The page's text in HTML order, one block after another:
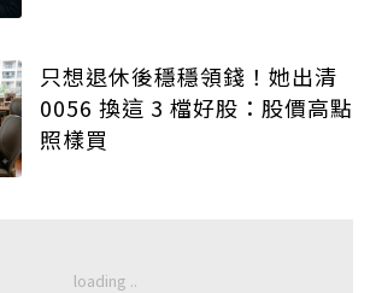
只想退休後穩穩領錢！她出清
0056 換這 3 檔好股：股價高點
照樣買